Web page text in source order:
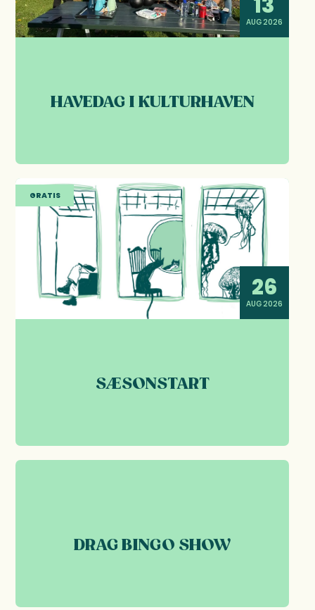
AUG 2026
HAVEDAG I KULTURHAVEN
GRATIS
26
AUG 2026
SÆSONSTART
DRAG BINGO SHOW